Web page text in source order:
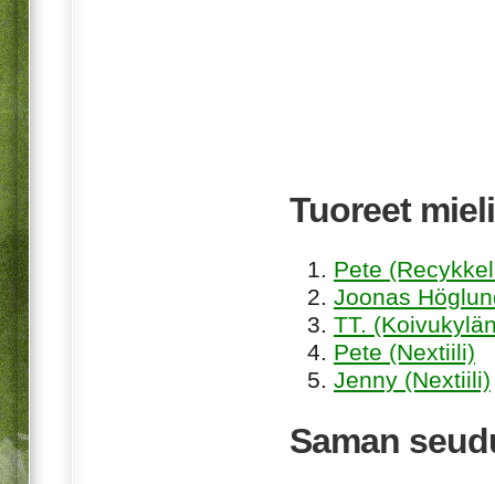
Tuoreet
Pete
Joonas
TT.
Pete (Nextiili)
Jenny (Nextiili)
Saman